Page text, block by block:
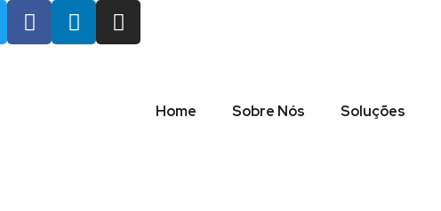
Home Sobre Nós Soluções